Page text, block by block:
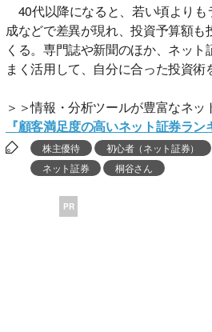
40代以降になると、若い頃よりも
成などで差異が現れ、投資予算額も
くる。専門誌や新聞のほか、ネット
まく活用して、自分に合った投資術
＞＞情報・分析ツールが豊富なネッ
『顧客満足度の高いネット証券ラン
株主優待 初心者（ネット証券）
ネット証券
桐谷さん
PR